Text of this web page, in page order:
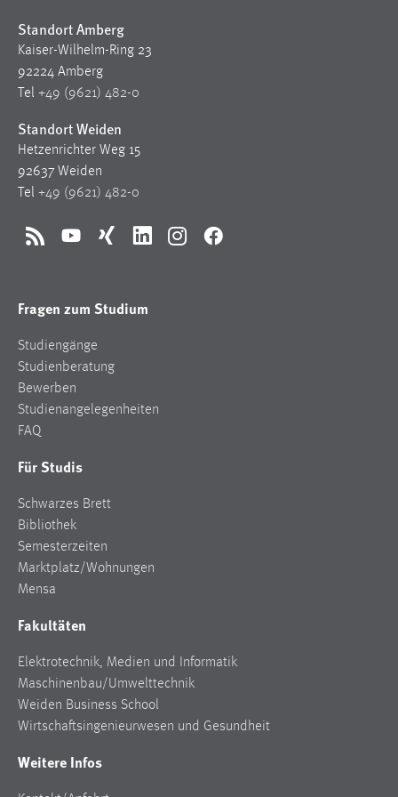
Standort Amberg
Kaiser-Wilhelm-Ring 23
92224 Amberg
Tel +49 (9621) 482-0
Standort Weiden
Hetzenrichter Weg 15
92637 Weiden
Tel +49 (9621) 482-0
RSS YouTubeXing LinkedInInstagramFacebook
Fragen zum Studium
Studiengänge
Studienberatung
Bewerben
Studienangelegenheiten
FAQ
Für Studis
Schwarzes Brett
Bibliothek
Semesterzeiten
Marktplatz/Wohnungen
Mensa
Fakultäten
Elektrotechnik, Medien und Informatik
Maschinenbau/Umwelttechnik
Weiden Business School
Wirtschaftsingenieurwesen und Gesundheit
Weitere Infos
Chat
Name:
chat-frame-style-5e9dbeb1811c0446
Zweck:
Wird benötigt um die Chatfunktion nutzen zu können.
MibewSessionID, mibew-chat-frame-style-
Name:
Zweck:
24 Stunden
STATISTIK
Diese Informationen helfen uns zu verstehen, wie
Matomo
Name: